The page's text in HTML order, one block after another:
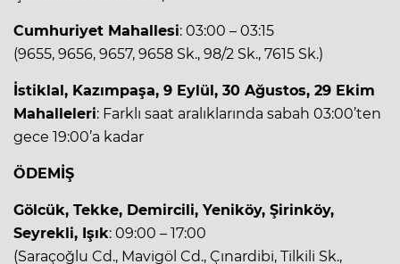
Cumhuriyet Mahallesi: 03:00 – 03:15
(9655, 9656, 9657, 9658 Sk., 98/2 Sk., 7615 Sk.)
İstiklal, Kazımpaşa, 9 Eylül, 30 Ağustos, 29 Ekim
Mahalleleri: Farklı saat aralıklarında sabah 03:00’ten
gece 19:00’a kadar
ÖDEMİŞ
Gölcük, Tekke, Demircili, Yeniköy, Şirinköy,
Seyrekli, Işık: 09:00 – 17:00
(Saraçoğlu Cd., Mavigöl Cd., Çınardibi, Tilkili Sk.,